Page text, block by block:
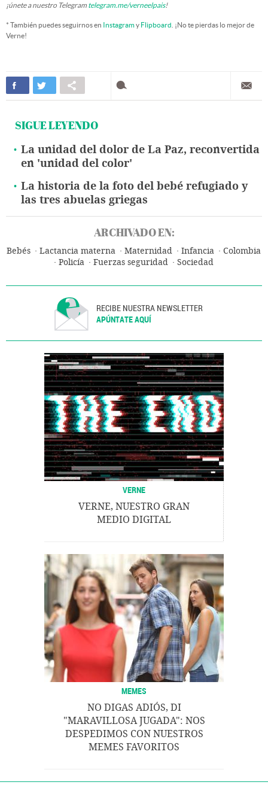
¡únete a nuestro Telegram telegram.me/verneelpais!
* También puedes seguirnos en Instagramy Flipboard . ¡No te pierdas lo mejor de
Verne!
SIGUE LEYENDO
La unidad del dolor de La Paz, reconvertida
en 'unidad del color'
La historia de la foto del bebé refugiado y
las tres abuelas griegas
ARCHIVADO EN:
Bebés Lactancia materna Maternidad Infancia
Colombia
Policía
Fuerzas seguridad Sociedad
RECIBE NUESTRA NEWSLETTER
APÚNTATE AQUÍ
VERNE
VERNE, NUESTRO GRAN
MEDIO DIGITAL
MEMES
NO DIGAS ADIÓS, DI
"MARAVILLOSA JUGADA": NOS
DESPEDIMOS CON NUESTROS
MEMES FAVORITOS